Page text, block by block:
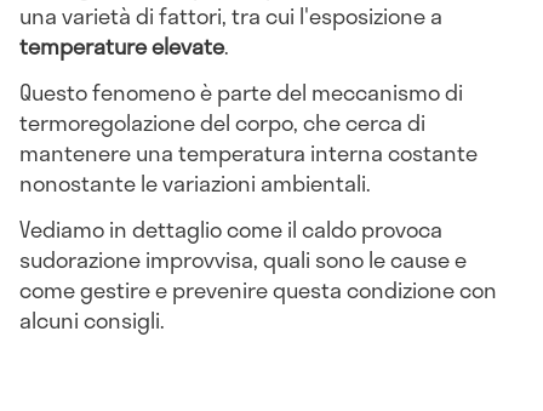
una varietà di fattori, tra cui l'esposizione a
temperature elevate.
Questo fenomeno è parte del meccanismo di
termoregolazione del corpo, che cerca di
mantenere una temperatura interna costante
nonostante le variazioni ambientali.
Vediamo in dettaglio come il caldo provoca
sudorazione improvvisa, quali sono le cause e
come gestire e prevenire questa condizione con
alcuni consigli.